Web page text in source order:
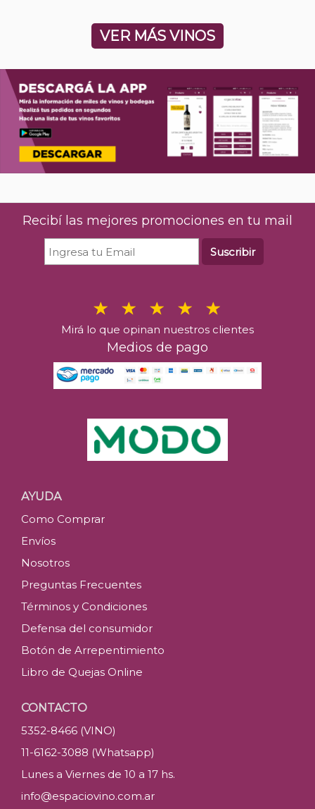
VER MÁS VINOS
Recibí las mejores promociones en tu mail
Suscribir
Mirá lo que opinan nuestros clientes
Medios de pago
AYUDA
Como Comprar
Envíos
Nosotros
Preguntas Frecuentes
Términos y Condiciones
Defensa del consumidor
Botón de Arrepentimiento
Libro de Quejas Online
CONTACTO
5352-8466 (VINO)
11-6162-3088 (Whatsapp)
Lunes a Viernes de 10 a 17 hs.
info@espaciovino.com.ar